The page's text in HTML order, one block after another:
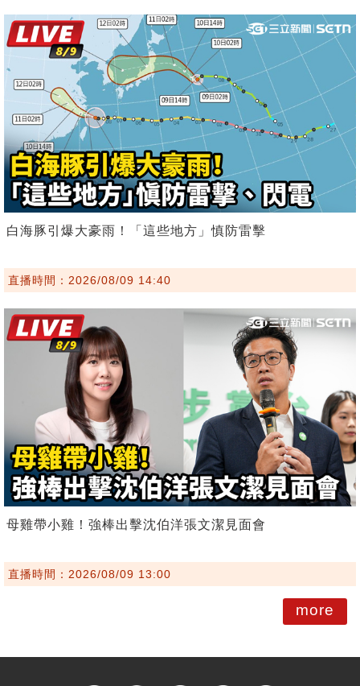
白海豚引爆大豪雨！「這些地方」慎防雷擊
直播時間：2026/08/09 14:40
母雞帶小雞！強棒出擊沈伯洋張文潔見面會
直播時間：2026/08/09 13:00
more